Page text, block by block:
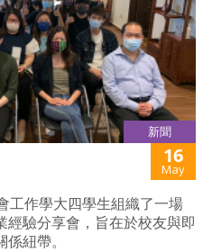
新聞
16
May
工作學大四學生組織了一場
驗分享會，旨在於校友與即
紐帶。